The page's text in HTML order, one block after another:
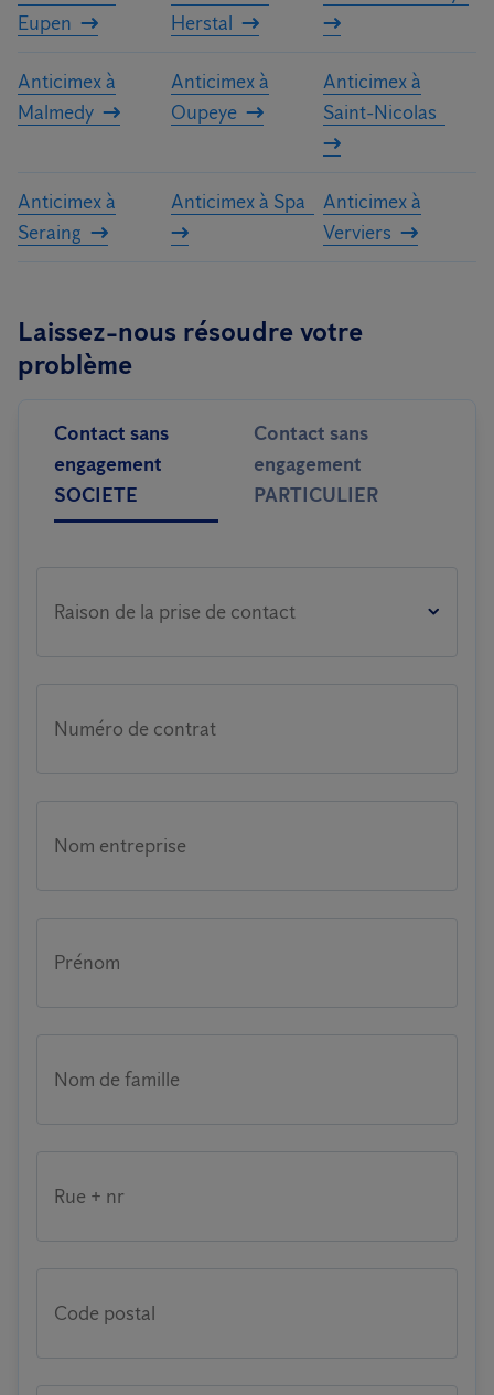
Eupen
Herstal
Anticimex à
Malmedy
Anticimex à
Oupeye
Anticimex à
Saint-Nicolas
Anticimex à
Seraing
Anticimex à Spa
Anticimex à
Verviers
Laissez-nous résoudre votre
problème
Contact sans
engagement
SOCIETE
Contact sans
engagement
PARTICULIER
Raison de la prise de contact
Numéro de contrat
Nom entreprise
Prénom
Nom de famille
Rue + nr
Code postal